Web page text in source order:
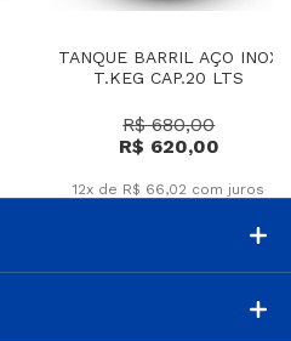
TANQUE BARRIL AÇO INOX
T.KEG CAP.20 LTS
R$ 680,00
R$ 620,00
12x de R$ 66,02 com juros